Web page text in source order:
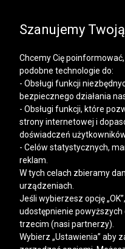
KAŻDY
Mężczyzna Kobieta
KONTAKT
Masz do nas pytania? Skontaktuj się z
(+48) 12 345 19 93
sklep.internetowy@vistula.pl
NEWSLETTER
Szanujemy
Chcemy Cię
podobne technologie do:
- Obsługi funkcji
bezpiecznego działania
- Obsługi funkcji, które
strony internetowej i
doświadczeń
- Celów statystycznych,
reklam.
W tych celach zbieramy
urządzeniach.
Jeśli wybierzesz opcję
udostępnienie
trzecim (nasi partnerzy).
Wybierz „Ustawienia” aby